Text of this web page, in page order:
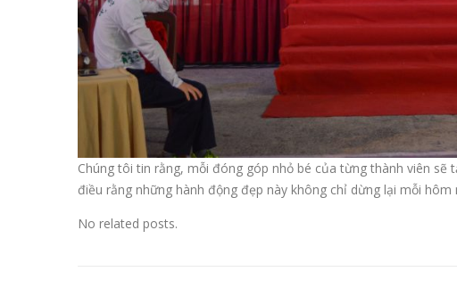
Chúng tôi tin rằng, mỗi đóng góp nhỏ bé của từng thành viên
điều rằng những hành động đẹp này không chỉ dừng lại mỗi hôm
No related posts.